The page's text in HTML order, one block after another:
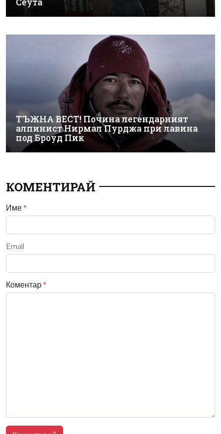
Сеута
ТЪЖНА ВЕСТ! Почина легендарният
алпинист Нирмал Пурджа при лавина
под Броуд Пик
КОМЕНТИРАЙ
Име *
Email
Коментар *